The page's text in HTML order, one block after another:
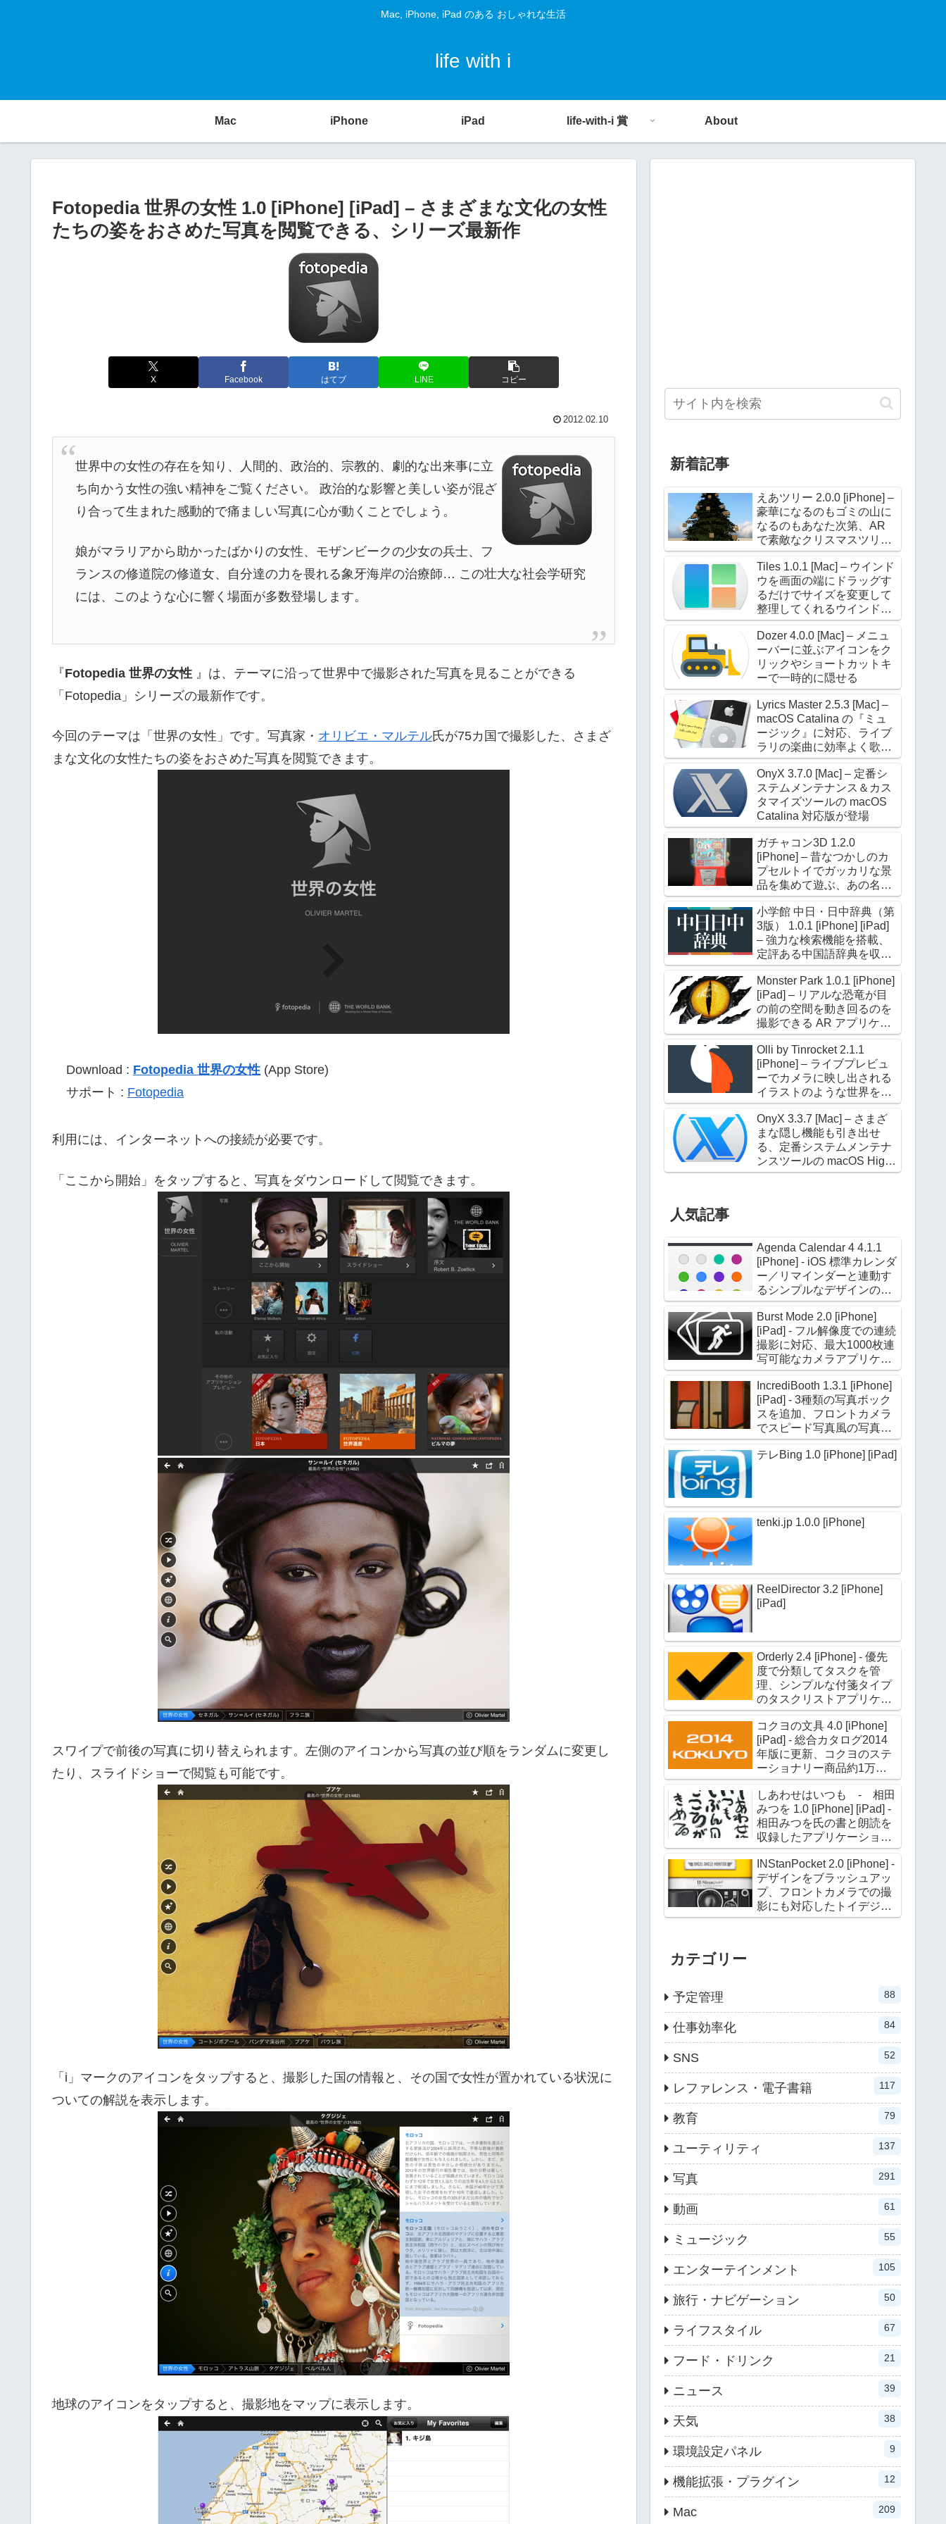
Mac, iPhone, iPad のある おしゃれな生活
life with i
Mac iPhone iPad life-with-i 賞 About
Fotopedia 世界の女性 1.0 [iPhone] [iPad] – さまざまな文化の女性
たちの姿をおさめた写真を閲覧できる、シリーズ最新作
X Facebook はてブ LINE コピー
2012.02.10
世界中の女性の存在を知り、人間的、政治的、宗教的、劇的な出来事に立
ち向かう女性の強い精神をご覧ください。 政治的な影響と美しい姿が混ざ
り合って生まれた感動的で痛ましい写真に心が動くことでしょう。
娘がマラリアから助かったばかりの女性、モザンビークの少女の兵士、フ
ランスの修道院の修道女、自分達の力を畏れる象牙海岸の治療師… この壮大な社会学研究
には、このような心に響く場面が多数登場します。
『Fotopedia 世界の女性 』は、テーマに沿って世界中で撮影された写真を見ることができる
「Fotopedia」シリーズの最新作です。
今回のテーマは「世界の女性」です。写真家・ オリビエ・マルテル氏が75カ国で撮影した、さまざ
まな文化の女性たちの姿をおさめた写真を閲覧できます。
Download : Fotopedia 世界の女性 (App Store)
サポート : Fotopedia
利用には、インターネットへの接続が必要です。
「ここから開始」をタップすると、写真をダウンロードして閲覧できます。
スワイプで前後の写真に切り替えられます。左側のアイコンから写真の並び順をランダムに変更し
たり、スライドショーで閲覧も可能です。
「i」マークのアイコンをタップすると、撮影した国の情報と、その国で女性が置かれている状況に
ついての解説を表示します。
地球のアイコンをタップすると、撮影地をマップに表示します。
新着記事
えあツリー 2.0.0 [iPhone] –
豪華になるのもゴミの山に
なるのもあなた次第、AR
で素敵なクリスマスツリー
を飾ろう！
Tiles 1.0.1 [Mac] – ウインド
ウを画面の端にドラッグす
るだけでサイズを変更して
整理してくれるウインドウ
マネージャー
Dozer 4.0.0 [Mac] – メニュ
ーバーに並ぶアイコンをク
リックやショートカットキ
ーで一時的に隠せる
Lyrics Master 2.5.3 [Mac] –
macOS Catalina の『ミュ
ージック』に対応、ライブ
ラリの楽曲に効率よく歌詞
を設定できる
OnyX 3.7.0 [Mac] – 定番シ
ステムメンテナンス＆カス
タマイズツールの macOS
Catalina 対応版が登場
ガチャコン3D 1.2.0
[iPhone] – 昔なつかしのカ
プセルトイでガッカリな景
品を集めて遊ぶ、あの名作
が進化して帰ってきた
小学館 中日・日中辞典（第
3版） 1.0.1 [iPhone] [iPad]
– 強力な検索機能を搭載、
定評ある中国語辞典を収録
した電子辞典アプリケーシ
ョン
Monster Park 1.0.1 [iPhone]
[iPad] – リアルな恐竜が目
の前の空間を動き回るのを
撮影できる AR アプリケー
ション
Olli by Tinrocket 2.1.1
[iPhone] – ライブプレビュ
ーでカメラに映し出される
イラストのような世界を撮
影できるアプリケーション
OnyX 3.3.7 [Mac] – さまざ
まな隠し機能も引き出せ
る、定番システムメンテナ
ンスツールの macOS High
Sierra 対応版
人気記事
Agenda Calendar 4 4.1.1
[iPhone] - iOS 標準カレンダ
ー／リマインダーと連動す
るシンプルなデザインのカ
レンダーアプリケーション
Burst Mode 2.0 [iPhone]
[iPad] - フル解像度での連続
撮影に対応、最大1000枚連
写可能なカメラアプリケー
ション
IncrediBooth 1.3.1 [iPhone]
[iPad] - 3種類の写真ボック
スを追加、フロントカメラ
でスピード写真風の写真を
撮影できる
テレBing 1.0 [iPhone] [iPad]
tenki.jp 1.0.0 [iPhone]
ReelDirector 3.2 [iPhone]
[iPad]
Orderly 2.4 [iPhone] - 優先
度で分類してタスクを管
理、シンプルな付箋タイプ
のタスクリストアプリケー
ション
コクヨの文具 4.0 [iPhone]
[iPad] - 総合カタログ2014
年版に更新、コクヨのステ
ーショナリー商品約1万点
の情報を収録
しあわせはいつも - 相田
みつを 1.0 [iPhone] [iPad] -
相田みつを氏の書と朗読を
収録したアプリケーション
第二弾
INStanPocket 2.0 [iPhone] -
デザインをブラッシュアッ
プ、フロントカメラでの撮
影にも対応したトイデジカ
メラ
カテゴリー
予定管理 88
仕事効率化 84
SNS 52
レファレンス・電子書籍 117
教育 79
ユーティリティ 137
写真 291
動画 61
ミュージック 55
エンターテインメント 105
旅行・ナビゲーション 50
ライフスタイル 67
フード・ドリンク 21
ニュース 39
天気 38
環境設定パネル 9
機能拡張・プラグイン 12
Mac 209